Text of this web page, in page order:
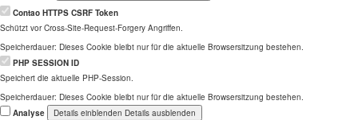
Contao HTTPS CSRF Token
Schützt vor Cross-Site-Request-Forgery Angriffen.
Speicherdauer: Dieses Cookie bleibt nur für die aktuelle Browsersitzung bestehen.
PHP SESSION ID
Speichert die aktuelle PHP-Session.
Speicherdauer: Dieses Cookie bleibt nur für die aktuelle Browsersitzung bestehen.
Analyse
Details einblenden Details ausblenden